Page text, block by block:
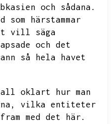
och sådana.
härstammar
vill säga
och det
så hela havet
oklart hur man
vilka entiteter
med det här.